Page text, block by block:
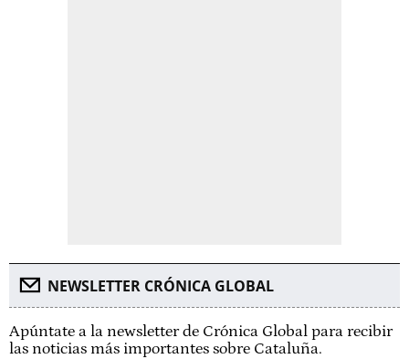
NEWSLETTER CRÓNICA GLOBAL
Apúntate a la newsletter de Crónica Global para recibir
las noticias más importantes sobre Cataluña.